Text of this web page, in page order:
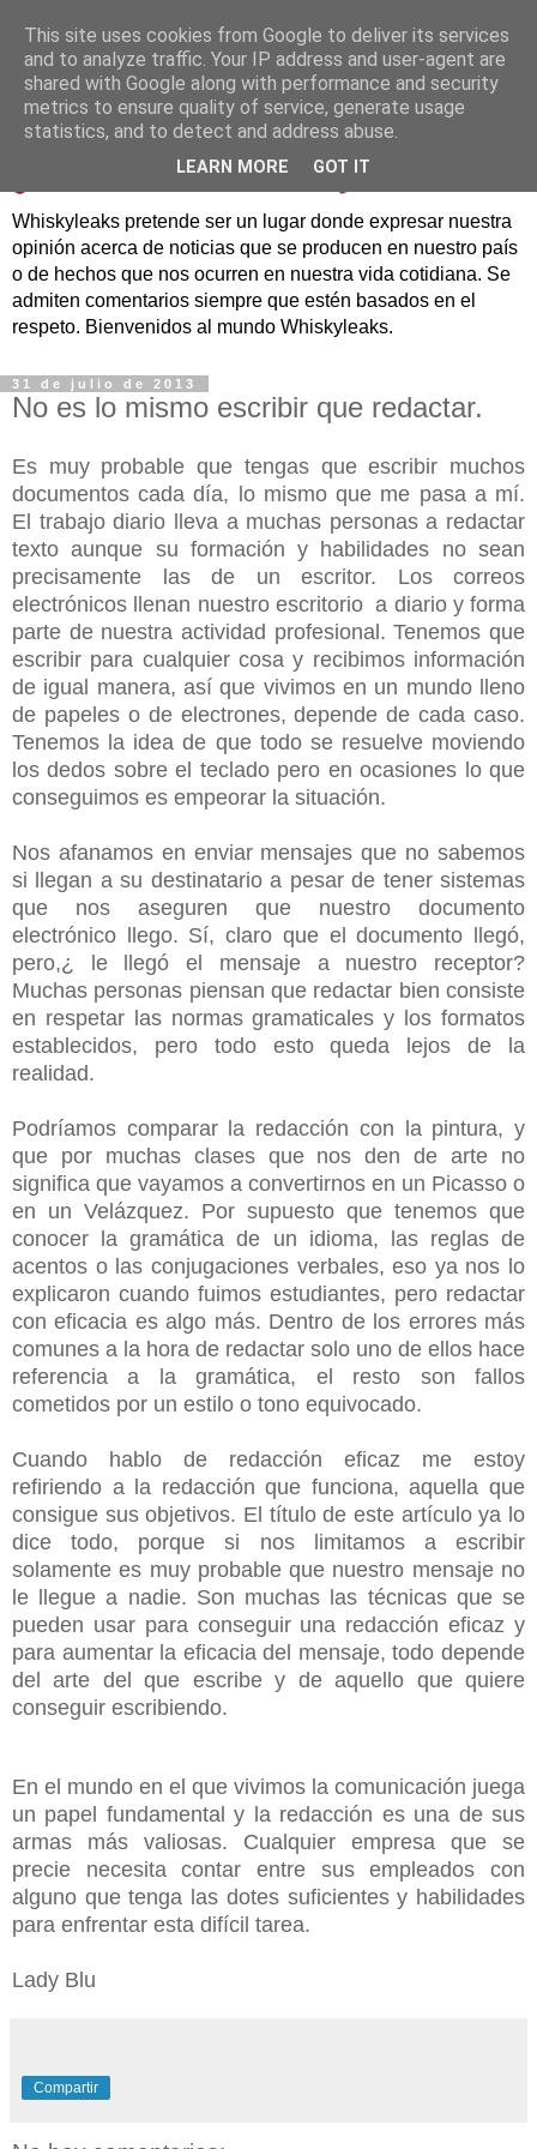
Whiskyleaks pretende ser un lugar donde expresar nuestra
opinión acerca de noticias que se producen en nuestro país
o de hechos que nos ocurren en nuestra vida cotidiana. Se
admiten comentarios siempre que estén basados en el
respeto. Bienvenidos al mundo Whiskyleaks.
31 de julio de 2013
No es lo mismo escribir que redactar.
Es muy probable que tengas que escribir muchos
documentos cada día, lo mismo que me pasa a mí.
El trabajo diario lleva a muchas personas a redactar
texto aunque su formación y habilidades no sean
precisamente las de un escritor. Los correos
electrónicos llenan nuestro escritorio a diario y forma
parte de nuestra actividad profesional. Tenemos que
escribir para cualquier cosa y recibimos información
de igual manera, así que vivimos en un mundo lleno
de papeles o de electrones, depende de cada caso.
Tenemos la idea de que todo se resuelve moviendo
los dedos sobre el teclado pero en ocasiones lo que
conseguimos es empeorar la situación.
Nos afanamos en enviar mensajes que no sabemos
si llegan a su destinatario a pesar de tener sistemas
que nos aseguren que nuestro documento
electrónico llego. Sí, claro que el documento llegó,
pero,¿ le llegó el mensaje a nuestro receptor?
Muchas personas piensan que redactar bien consiste
en respetar las normas gramaticales y los formatos
establecidos, pero todo esto queda lejos de la
realidad.
Podríamos comparar la redacción con la pintura, y
que por muchas clases que nos den de arte no
significa que vayamos a convertirnos en un Picasso o
en un Velázquez. Por supuesto que tenemos que
conocer la gramática de un idioma, las reglas de
acentos o las conjugaciones verbales, eso ya nos lo
explicaron cuando fuimos estudiantes, pero redactar
con eficacia es algo más. Dentro de los errores más
comunes a la hora de redactar solo uno de ellos hace
referencia a la gramática, el resto son fallos
cometidos por un estilo o tono equivocado.
Cuando hablo de redacción eficaz me estoy
refiriendo a la redacción que funciona, aquella que
consigue sus objetivos. El título de este artículo ya lo
dice todo, porque si nos limitamos a escribir
solamente es muy probable que nuestro mensaje no
le llegue a nadie. Son muchas las técnicas que se
pueden usar para conseguir una redacción eficaz y
para aumentar la eficacia del mensaje, todo depende
del arte del que escribe y de aquello que quiere
conseguir escribiendo.
En el mundo en el que vivimos la comunicación juega
un papel fundamental y la redacción es una de sus
armas más valiosas. Cualquier empresa que se
precie necesita contar entre sus empleados con
alguno que tenga las dotes suficientes y habilidades
para enfrentar esta difícil tarea.
Lady Blu
Compartir
This site uses cookies from Google to deliver its services
and to analyze traffic. Your IP address and user-agent are
shared with Google along with performance and security
metrics to ensure quality of service, generate usage
statistics, and to detect and address abuse.
LEARN MORE GOT IT